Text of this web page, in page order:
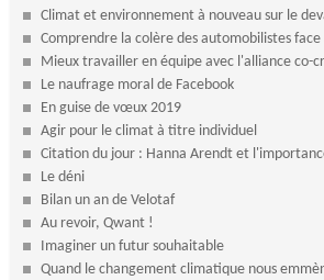
Climat et environnement à nouveau sur le
Comprendre la colère des automobilistes face
Mieux travailler en équipe avec l'alliance co-
Le naufrage moral de Facebook
En guise de vœux 2019
Agir pour le climat à titre individuel
Citation du jour : Hanna Arendt et
Le déni
Bilan un an de Velotaf
Au revoir, Qwant !
Imaginer un futur souhaitable
Quand le changement climatique nous